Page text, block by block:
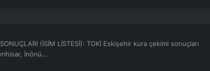
SONUÇLARI (İSİM LİSTESİ): TOKİ Eskişehir kura çekimi sonuçları
İnönü…